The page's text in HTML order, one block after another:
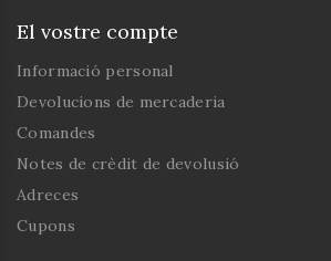
El vostre compte
Informació personal
Devolucions de mercaderia
Comandes
Notes de crèdit de devolusió
Adreces
Cupons